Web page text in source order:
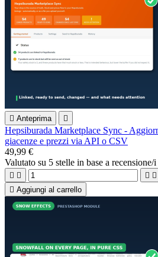
 Anteprima 
Hepsiburada Marketplace Sync -
giacenze e prezzi via API o CSV
49,99 €
Valutato su 5 stelle in base a recensione/i
   
 Aggiungi al carrello